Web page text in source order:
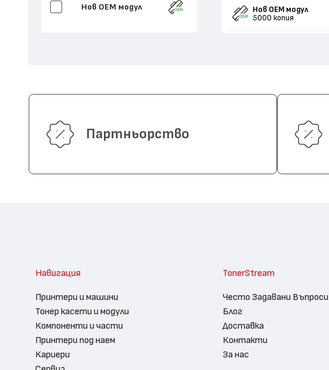
Нов ОЕМ модул
Нов ОЕМ модул
5000 копия
Партньорство
Навигация
Принтери и машини
Тонер касети и модули
Компоненти и части
Принтери под наем
Кариери
TonerStream
Често Задавани Въпроси
Блог
Доставка
Контакти
За нас